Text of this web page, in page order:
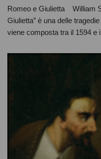
Romeo e Giulietta William
Giulietta” è una delle
viene composta tra il 1594 e